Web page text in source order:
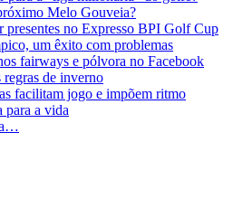
Melo Gouveia?
presentes no Expresso BPI Golf Cup
um êxito com problemas
fairways e pólvora no Facebook
de inverno
facilitam jogo e impõem ritmo
para a vida